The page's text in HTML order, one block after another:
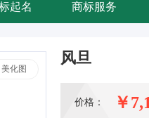
起名 商标服务
美化图
风旦
价格： ￥